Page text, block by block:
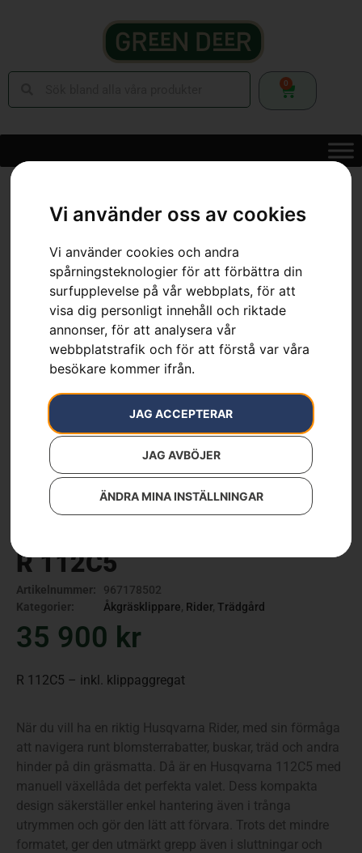
Vi använder oss av cookies
Vi använder cookies och andra
spårningsteknologier för att förbättra din
surfupplevelse på vår webbplats, för att
visa dig personligt innehåll och riktade
annonser, för att analysera vår
webbplatstrafik och för att förstå var våra
besökare kommer ifrån.
JAG ACCEPTERAR
JAG AVBÖJER
ÄNDRA MINA INSTÄLLNINGAR
0
R 112C5
Artikelnummer:
967178502
Kategorier:
Åkgräsklippare, Rider, Trädgård
35 900 kr
R 112C5 – inkl. klippaggregat
När du vill ha en riktig Husqvarna Rider, med sin förmåga
att navigera runt blomsterrabatter, buskar, träd och andra
hinder på din gräsmatta. Då är en Husqvarna 112C5 med
manuell växellåda det perfekta valet. Dess kompakta
design säkerställer enkel hantering även i trånga
utrymmen och gör den lätt att förvara. Trots det mindre
formatet, ger den utmärkt grepp även i sluttningar och